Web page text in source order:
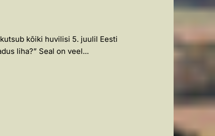
kõiki huvilisi 5. juulil Eesti
liha?” Seal on veel...